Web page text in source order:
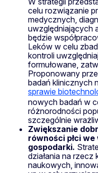
celu rozwiązanie
medycznych,
uwzględniających
będzie
Leków w celu
kontroli
formułowane,
Proponowany
badań klinicznych
sprawie
nowych badań w
różnorodności
szczególnie
Zwiększanie
równości płci
gospodarki.
działania na
naukowych,